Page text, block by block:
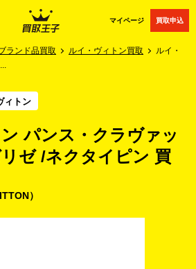
マイページ 買取申込
ランド品買取 ルイ・ヴィトン買取
ルイ・
ィトン
パンス・クラヴァッ
ゼ /ネクタイピン 買